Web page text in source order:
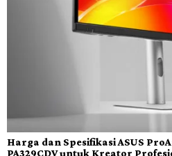
Harga dan Spesifikasi ASUS
PA329CDV untuk Kreator